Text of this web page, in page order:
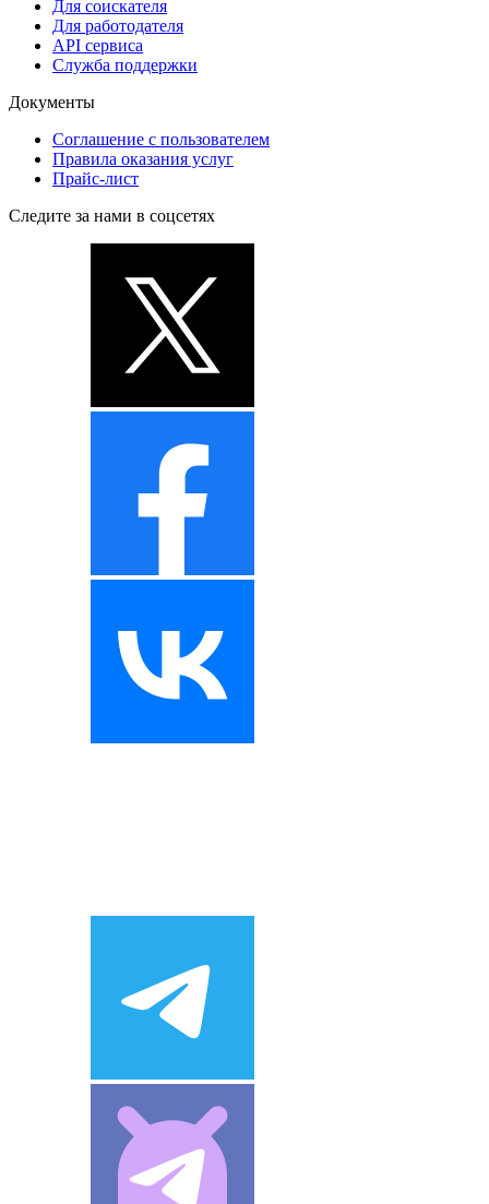
Для соискателя
Для работодателя
API сервиса
Служба поддержки
Документы
Соглашение с пользователем
Правила оказания услуг
Прайс-лист
Следите за нами в соцсетях